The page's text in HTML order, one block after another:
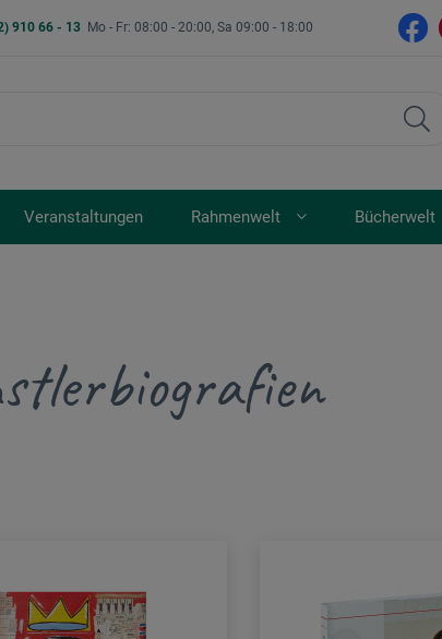
910 66 - 13 Mo - Fr: 08:00 - 20:00, Sa 09:00 - 18:00
Veranstaltungen Rahmenwelt Bücherwelt